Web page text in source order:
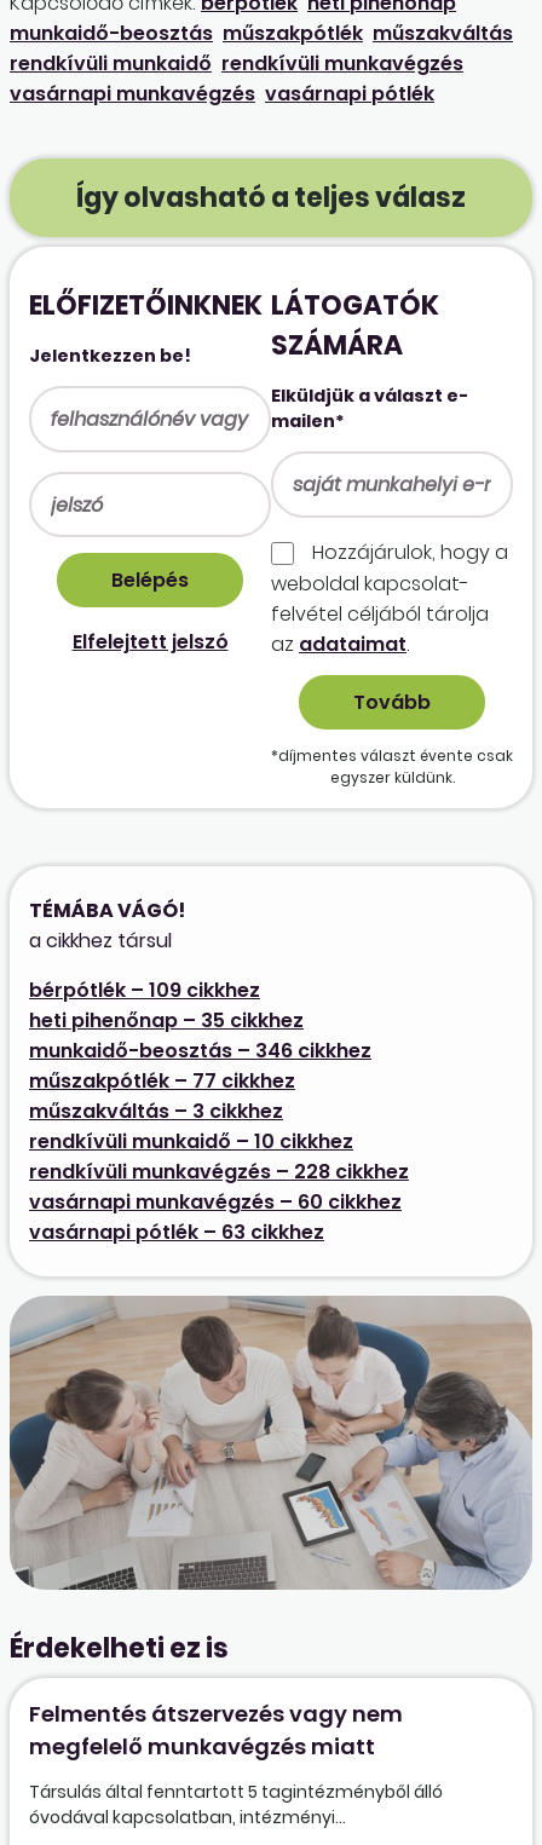
munkaidő-beosztás műszakpótlék műszakváltás
rendkívüli munkaidő rendkívüli munkavégzés
vasárnapi munkavégzés vasárnapi pótlék
Így olvasható a teljes válasz
ELŐFIZETŐINKNEK
Jelentkezzen be!
Elfelejtett jelszó
LÁTOGATÓK
SZÁMÁRA
Elküldjük a választ e-
mailen*
Hozzájárulok, hogy a
weboldal kapcso­lat­
felvétel céljából tárolja
az adataimat.
*díjmentes választ évente csak
egyszer küldünk.
TÉMÁBA VÁGÓ!
a cikkhez társul
bérpótlék – 109 cikkhez
heti pihenőnap – 35 cikkhez
munkaidő-beosztás – 346 cikkhez
műszakpótlék – 77 cikkhez
műszakváltás – 3 cikkhez
rendkívüli munkaidő – 10 cikkhez
rendkívüli munkavégzés – 228 cikkhez
vasárnapi munkavégzés – 60 cikkhez
vasárnapi pótlék – 63 cikkhez
Érdekelheti ez is
Felmentés átszervezés vagy nem
megfelelő munkavégzés miatt
Társulás által fenntartott 5 tagintézményből álló
óvodával kapcsolatban, intézményi...